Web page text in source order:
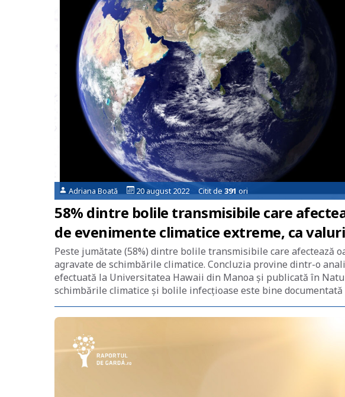
Adriana Boată 20 august 2022 Citit de 391 ori
58% dintre bolile transmisibile care
de evenimente climatice extreme, ca
Peste jumătate (58%) dintre bolile transmisibile care afectează
agravate de schimbările climatice. Concluzia provine dintr-o
efectuată la Universitatea Hawaii din Manoa și publicată în
schimbările climatice și bolile infecțioase este bine